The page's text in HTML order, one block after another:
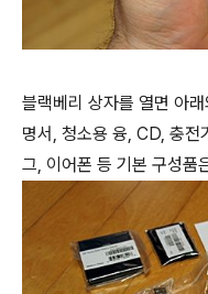
블랙베리 상자를 열면 아
명서, 청소용 융, CD, 충
그, 이어폰 등 기본 구성품